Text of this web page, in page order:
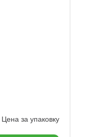
Цена за упаковку